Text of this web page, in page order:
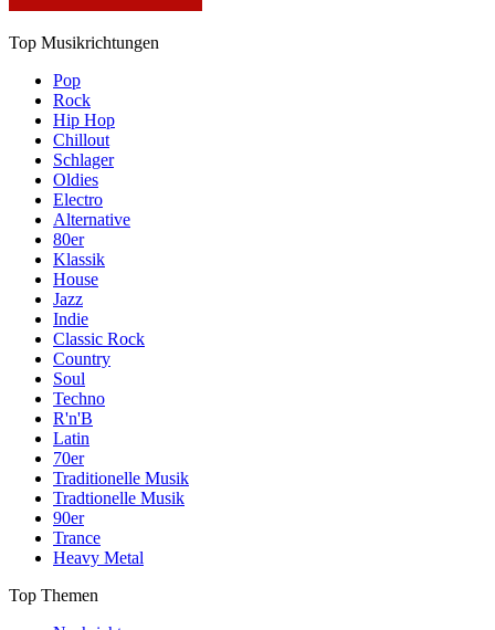
Top Musikrichtungen
Pop
Rock
Hip Hop
Chillout
Schlager
Oldies
Electro
Alternative
80er
Klassik
House
Jazz
Indie
Classic Rock
Country
Soul
Techno
R'n'B
Latin
70er
Traditionelle Musik
Tradtionelle Musik
90er
Trance
Heavy Metal
Top Themen